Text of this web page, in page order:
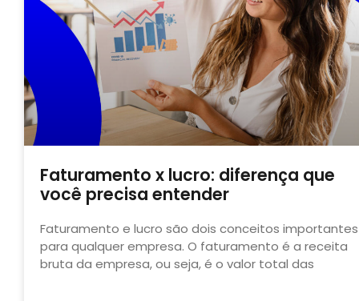
Faturamento x lucro: diferença que
você precisa entender
Faturamento e lucro são dois conceitos importantes
para qualquer empresa. O faturamento é a receita
bruta da empresa, ou seja, é o valor total das